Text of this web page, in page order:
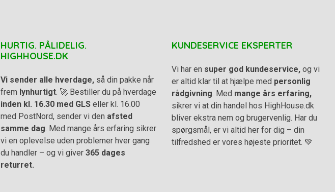
HURTIG. PÅLIDELIG.
HIGHHOUSE.DK
Vi sender alle hverdage, så din pakke når
frem lynhurtigt . 🚀 Bestiller du på hverdage
inden kl. 16.30 med GLS eller kl. 16.00
med PostNord, sender vi den afsted
samme dag . Med mange års erfaring sikrer
vi en oplevelse uden problemer hver gang
du handler – og vi giver 365 dages
returret.
KUNDESERVICE EKSPERTER
Vi har en super god kundeservice, og vi
er altid klar til at hjælpe med personlig
rådgivning . Med mange års erfaring,
sikrer vi at din handel hos HighHouse.dk
bliver ekstra nem og brugervenlig. Har du
spørgsmål, er vi altid her for dig – din
tilfredshed er vores højeste prioritet. 💚